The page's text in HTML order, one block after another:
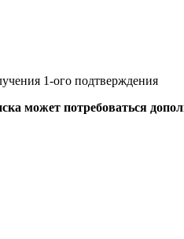
1-ого подтверждения
может потребоваться